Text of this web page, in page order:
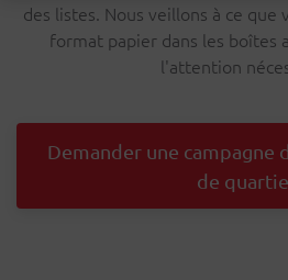
des listes. Nous veillons à ce que
format papier dans les boîtes
l'attention
Demander une campagne
de